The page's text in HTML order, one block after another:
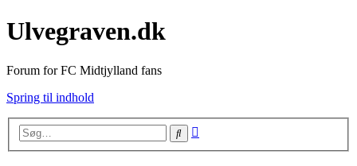
Ulvegraven.dk
Forum for FC Midtjylland fans
Spring til indhold
Søg